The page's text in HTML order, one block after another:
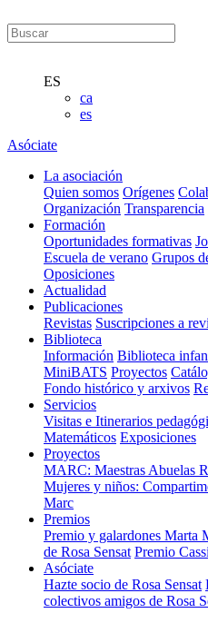
ES
ca
es
Asóciate
La asociación
Quien somos Orígenes
Organización Transparencia
Formación
Oportunidades formativas
Escuela de verano Grupos
Oposiciones
Actualidad
Publicaciones
Revistas Suscripciones a
Biblioteca
Información Biblioteca
MiniBATS Proyectos
Fondo histórico y arxivos
Servicios
Visitas e Itinerarios
Matemáticos Exposiciones
Proyectos
MARC: Maestras Abuelas
Mujeres y niños:
Marc
Premios
Premio y galardones Marta
de Rosa Sensat Premio
Asóciate
Hazte socio de Rosa Sensat
colectivos amigos de Rosa